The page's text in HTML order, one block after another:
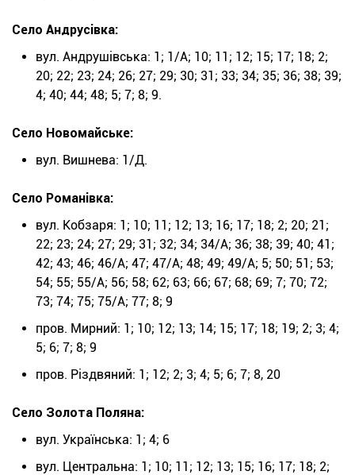
Село Андрусівка:
вул. Андрушівська: 1; 1/А; 10; 11; 12; 15; 17; 18; 2;
20; 22; 23; 24; 26; 27; 29; 30; 31; 33; 34; 35; 36; 38; 39;
4; 40; 44; 48; 5; 7; 8; 9.
Село Новомайське:
вул. Вишнева: 1/Д.
Село Романівка:
вул. Кобзаря: 1; 10; 11; 12; 13; 16; 17; 18; 2; 20; 21;
22; 23; 24; 27; 29; 31; 32; 34; 34/А; 36; 38; 39; 40; 41;
42; 43; 46; 46/А; 47; 47/А; 48; 49; 49/А; 5; 50; 51; 53;
54; 55; 55/А; 56; 58; 62; 63; 66; 67; 68; 69; 7; 70; 72;
73; 74; 75; 75/А; 77; 8; 9
пров. Мирний: 1; 10; 12; 13; 14; 15; 17; 18; 19; 2; 3; 4;
5; 6; 7; 8; 9
пров. Різдвяний: 1; 12; 2; 3; 4; 5; 6; 7; 8, 20
Село Золота Поляна:
вул. Українська: 1; 4; 6
вул. Центральна: 1; 10; 11; 12; 13; 15; 16; 17; 18; 2;